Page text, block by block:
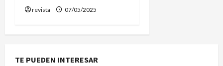
revista 07/05/2025
TE PUEDEN INTERESAR